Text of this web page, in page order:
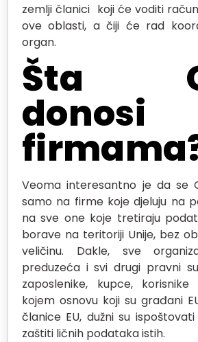
zemlji članici koji će voditi
ove oblasti, a čiji će rad
organ.
Šta
donosi
Veoma interesantno je da se
samo na firme koje djeluju na
na sve one koje tretiraju
borave na teritoriji Unije, bez
veličinu. Dakle, sve
preduzeća i svi drugi pravni
zaposlenike, kupce,
kojem osnovu koji su građani
članice EU, dužni su
zaštiti ličnih podataka istih.